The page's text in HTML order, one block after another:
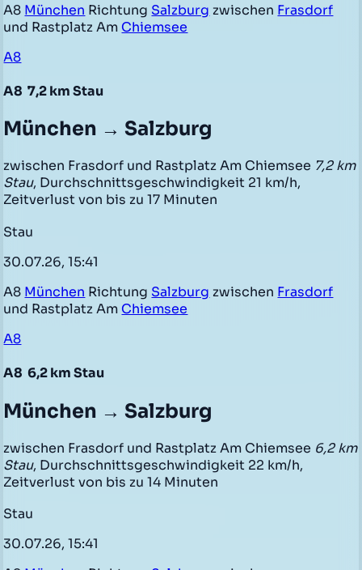
A8 München Richtung Salzburg zwischen Frasdorf
und Rastplatz Am Chiemsee
A8
A8 7,2 km Stau
München → Salzburg
zwischen Frasdorf und Rastplatz Am Chiemsee 7,2 km
Stau, Durchschnittsgeschwindigkeit 21 km/h,
Zeitverlust von bis zu 17 Minuten
Stau
30.07.26, 15:41
A8 München Richtung Salzburg zwischen Frasdorf
und Rastplatz Am Chiemsee
A8
A8 6,2 km Stau
München → Salzburg
zwischen Frasdorf und Rastplatz Am Chiemsee 6,2 km
Stau, Durchschnittsgeschwindigkeit 22 km/h,
Zeitverlust von bis zu 14 Minuten
Stau
30.07.26, 15:41